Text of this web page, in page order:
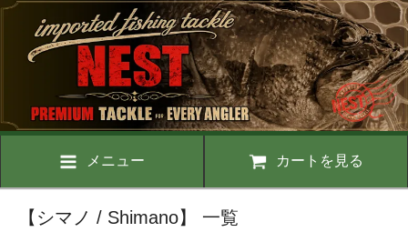
メニュー カートを見る
【シマノ / Shimano】 一覧